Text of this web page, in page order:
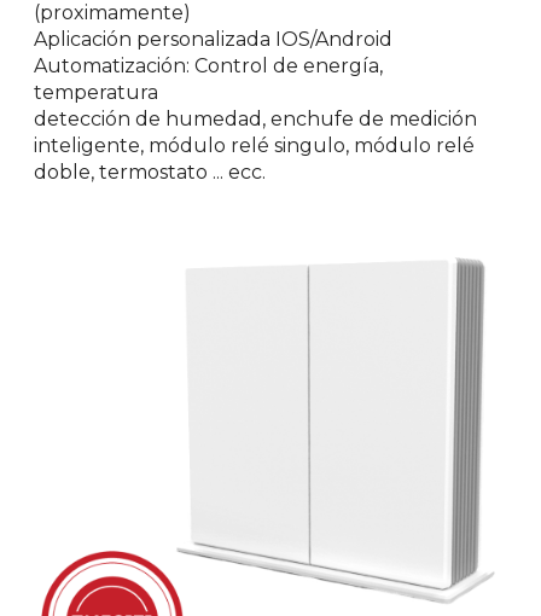
(proximamente)
Aplicación personalizada IOS/Android
Automatización: Control de energía,
temperatura
detección de humedad, enchufe de medición
inteligente, módulo relé singulo, módulo relé
doble, termostato ... ecc.